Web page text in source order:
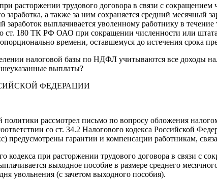
расторжении трудового договора в связи с
заработка, а также за ним сохраняется средний месячный
выплачивается уволенному работнику в
ст. 180 ТК РФ ОАО при сокращении численности или
времени, оставшемуся до истечения срока
налоговой базы по НДФЛ учитываются все доходы
выплаты?
ФЕДЕРАЦИИ
рассмотрел письмо по вопросу обложения
со ст. 34.2 Налогового кодекса Российской
предусмотрены гарантии и компенсации работникам,
кодекса при расторжении трудового договора в связи с
выходное пособие в размере среднего
увольнения (с зачетом выходного пособия).